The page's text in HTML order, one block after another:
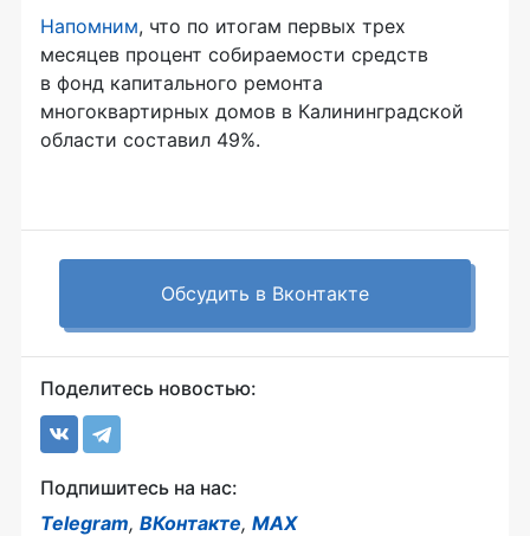
Напомним, что по итогам первых трех
месяцев процент собираемости средств
в фонд капитального ремонта
многоквартирных домов в Калининградской
области составил 49%.
Обсудить в Вконтакте
Поделитесь новостью:
Подпишитесь на нас:
Telegram, ВКонтакте, MAX